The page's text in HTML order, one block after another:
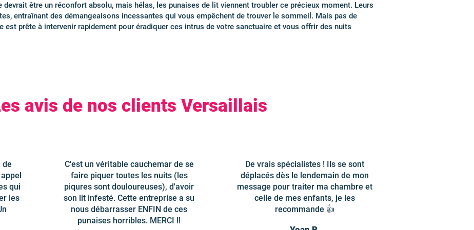
devrait être un réconfort absolu, mais hélas, les punaises de lit viennent troubler ce précieux moment. Leurs
entraînant des démangeaisons incessantes qui vous empêchent de trouver le sommeil. Mais pas de
est prête à intervenir rapidement pour éradiquer ces intrus de votre sanctuaire et vous offrir des nuits
avis de nos clients Versaillais
de
qui
les
C'est un véritable cauchemar de se
faire piquer toutes les nuits (les
piqures sont douloureuses), d'avoir
son lit infesté. Cette entreprise a su
nous débarrasser ENFIN de ces
punaises horribles. MERCI !!
De vrais spécialistes ! Ils se sont
déplacés dès le lendemain de mon
message pour traiter ma chambre et
celle de mes enfants, je les
recommande 👍